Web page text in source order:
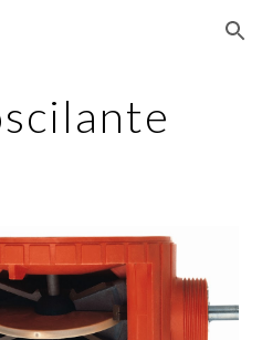
Skip to navigation